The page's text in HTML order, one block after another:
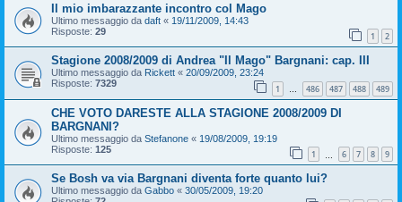
Il mio imbarazzante incontro col Mago
Ultimo messaggio da daft « 19/11/2009, 14:43
Risposte: 29 1 2
Stagione 2008/2009 di Andrea "Il Mago" Bargnani: cap. III
Ultimo messaggio da Rickett « 20/09/2009, 23:24
Risposte: 7329 1 … 486 487 488 489
CHE VOTO DARESTE ALLA STAGIONE 2008/2009 DI
BARGNANI?
Ultimo messaggio da Stefanone « 19/08/2009, 19:19
Risposte: 125 1 6 7 8 9
Se Bosh va via Bargnani diventa forte quanto lui?
Ultimo messaggio da Gabbo « 30/05/2009, 19:20